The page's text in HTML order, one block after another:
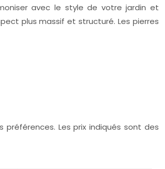
avec le style de votre jardin et
plus massif et structuré. Les pierres
Les prix indiqués sont des